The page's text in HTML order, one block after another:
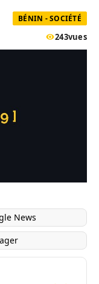
BÉNIN - SOCIÉTÉ
243vues
News